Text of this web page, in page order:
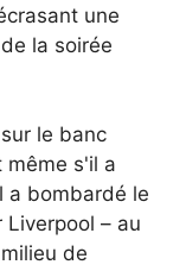
une
la soirée
le banc
même s'il a
a bombardé le
– au
de